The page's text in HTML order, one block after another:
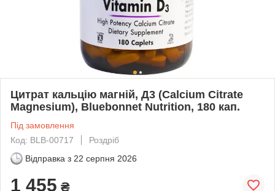
Цитрат кальцію магній, Д3 (Calcium Citrate
Magnesium), Bluebonnet Nutrition, 180 кап.
Під замовлення
Код: BLB-00717
Роздріб
Відправка з 22 серпня 2026
1 455 ₴